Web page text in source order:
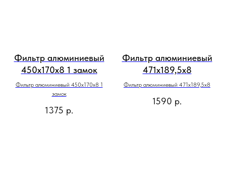
Фильтр алюминиевый
450х170х8 1 замок
Фильтр алюминиевый 450х170х8 1
замок
1375 р.
Фильтр алюминиевый
471х189,5х8
Фильтр алюминиевый 471х189,5х8
1590 р.